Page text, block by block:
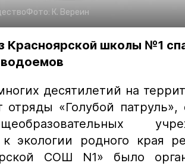
Фото: К. Вереин
Красноярской школы №1
десятилетий на
отряды «Голубой
экологии родного края
СОШ N1» было